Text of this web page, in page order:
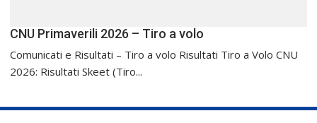
CNU Primaverili 2026 – Tiro a volo
Comunicati e Risultati – Tiro a volo Risultati Tiro a Volo CNU
2026: Risultati Skeet (Tiro...